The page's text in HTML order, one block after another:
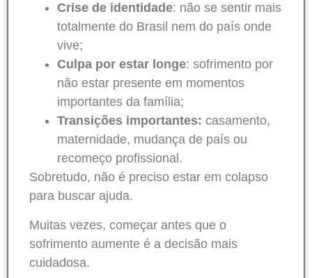
Crise de identidade: não se sentir mais
totalmente do Brasil nem do país onde
vive;
Culpa por estar longe: sofrimento por
não estar presente em momentos
importantes da família;
Transições importantes: casamento,
maternidade, mudança de país ou
recomeço profissional.
Sobretudo, não é preciso estar em colapso
para buscar ajuda.
Muitas vezes, começar antes que o
sofrimento aumente é a decisão mais
cuidadosa.